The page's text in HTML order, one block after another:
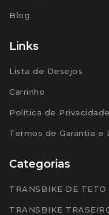
Blog
Links
Lista de Desejos
Carrinho
Política de Privacidade
Termos de Garantia e
Categorias
TRANSBIKE DE TETO
TRANSBIKE